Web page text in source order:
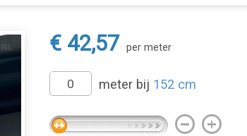
€ 42,57 per meter
meter bij 152 cm